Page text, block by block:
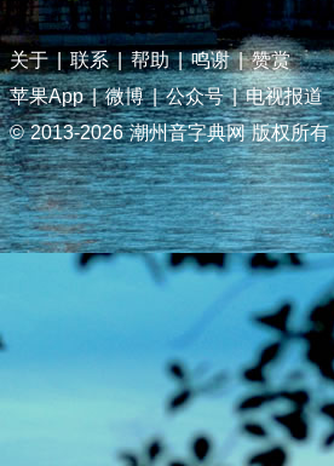
关于 | 联系 | 帮助 | 鸣谢 | 赞赏
苹果App | 微博 | 公众号 | 电视报道
© 2013-2026 潮州音字典网 版权所有